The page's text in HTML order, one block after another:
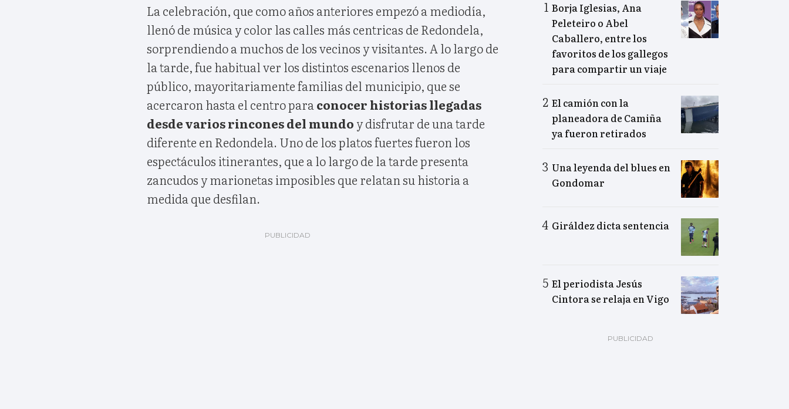
La celebración, que como años anteriores empezó a mediodía,
llenó de música y color las calles más centricas de Redondela,
sorprendiendo a muchos de los vecinos y visitantes. A lo largo de
la tarde, fue habitual ver los distintos escenarios llenos de
público, mayoritariamente familias del municipio, que se
acercaron hasta el centro para conocer historias llegadas
desde varios rincones del mundo y disfrutar de una tarde
diferente en Redondela. Uno de los platos fuertes fueron los
espectáculos itinerantes, que a lo largo de la tarde presenta
zancudos y marionetas imposibles que relatan su historia a
medida que desfilan.
Borja Iglesias, Ana
Peleteiro o Abel
Caballero, entre los
favoritos de los gallegos
para compartir un viaje
El camión con la
planeadora de Camiña
ya fueron retirados
Una leyenda del blues en
Gondomar
Giráldez dicta sentencia
El periodista Jesús
Cintora se relaja en Vigo